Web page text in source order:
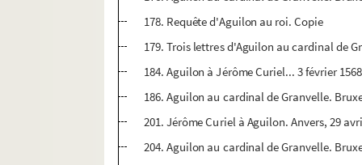
178. Requête d'Aguilon au roi. Copie
179. Trois lettres d'Aguilon au cardinal de
184. Aguilon à Jérôme Curiel... 3 février
186. Aguilon au cardinal de Granvelle.
201. Jérôme Curiel à Aguilon. Anvers, 29
204. Aguilon au cardinal de Granvelle.